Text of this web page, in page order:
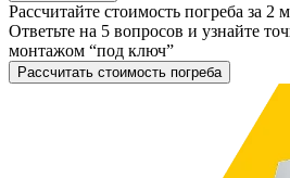
Рассчитайте стоимость погреба за 2
Ответьте на 5 вопросов и узнайте
монтажом “под ключ”
Рассчитать стоимость погреба